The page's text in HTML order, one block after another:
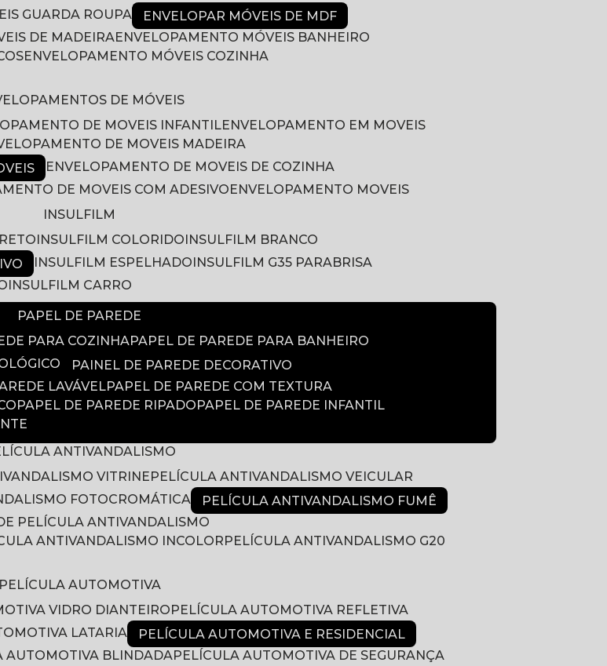
GUARDA ROUPA
ENVELOPAR MÓVEIS DE MDF
DE MADEIRA
ENVELOPAMENTO MÓVEIS BANHEIRO
ENVELOPAMENTO MÓVEIS COZINHA
DE MÓVEIS
DE MOVEIS INFANTIL
ENVELOPAMENTO EM MOVEIS
DE MOVEIS MADEIRA
ENVELOPAMENTO DE MOVEIS DE COZINHA
DE MOVEIS COM ADESIVO
ENVELOPAMENTO MOVEIS
INSULFILM
INSULFILM COLORIDO INSULFILM BRANCO
INSULFILM ESPELHADO INSULFILM G35 PARABRISA
INSULFILM CARRO
PAPEL DE PAREDE
PARA COZINHA PAPEL DE PAREDE PARA BANHEIRO
PAINEL DE PAREDE DECORATIVO
LAVÁVEL PAPEL DE PAREDE COM TEXTURA
PAPEL DE PAREDE RIPADO
PAPEL DE PAREDE INFANTIL
ANTIVANDALISMO
VITRINE
PELÍCULA ANTIVANDALISMO VEICULAR
FOTOCROMÁTICA
PELÍCULA ANTIVANDALISMO FUMÊ
PELÍCULA ANTIVANDALISMO
ANTIVANDALISMO INCOLOR
PELÍCULA ANTIVANDALISMO G20
PELÍCULA AUTOMOTIVA
VIDRO DIANTEIRO
PELÍCULA AUTOMOTIVA REFLETIVA
LATARIA
PELÍCULA AUTOMOTIVA E RESIDENCIAL
AUTOMOTIVA BLINDADA
PELÍCULA AUTOMOTIVA DE SEGURANÇA